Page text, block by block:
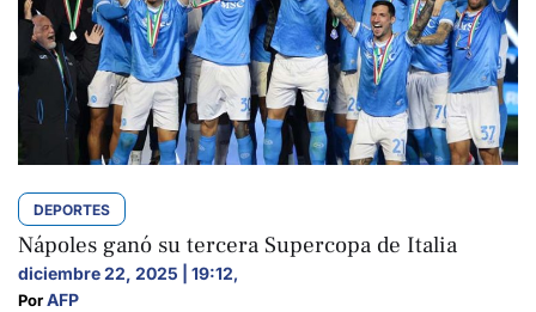
DEPORTES
Nápoles ganó su tercera Supercopa de Italia
diciembre 22, 2025 | 19:12,
Por AFP